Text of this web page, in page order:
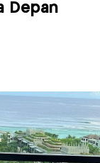
Depan